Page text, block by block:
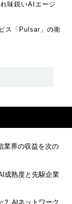
味鋭いAIエージ
ス「Pulsar」の衛
業界の収益を次の
成熟度と先駆企業
AIネットワーク